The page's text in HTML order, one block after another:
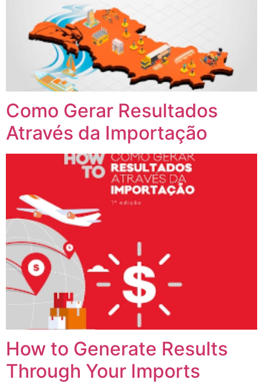
Como Gerar Resultados
Através da Importação
How to Generate Results
Through Your Imports